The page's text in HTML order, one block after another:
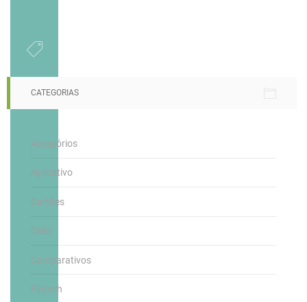
CATEGORIAS
Acessórios
Aplicativo
Cartões
Cielo
Comparativos
Fintech